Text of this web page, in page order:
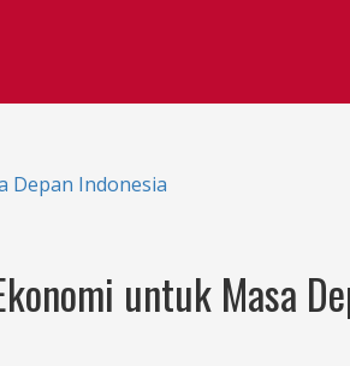
Depan Indonesia
untuk Masa